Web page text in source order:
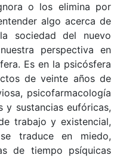
o los elimina por
algo acerca de
sociedad del nuevo
perspectiva en
Es en la psicósfera
de veinte años de
psicofarmacología
y sustancias eufóricas,
trabajo y existencial,
traduce en miedo,
de tiempo psíquicas